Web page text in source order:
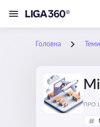
Головна
ПРО